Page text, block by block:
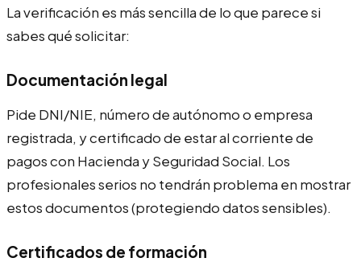
La verificación es más sencilla de lo que parece si
sabes qué solicitar:
Documentación legal
Pide DNI/NIE, número de autónomo o empresa
registrada, y certificado de estar al corriente de
pagos con Hacienda y Seguridad Social. Los
profesionales serios no tendrán problema en mostrar
estos documentos (protegiendo datos sensibles).
Certificados de formación